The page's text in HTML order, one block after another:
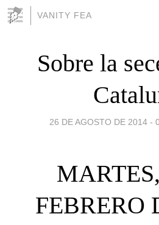
VANITY FEA
Sobre la
26 DE AGOSTO DE 2014 -
FEBRERO